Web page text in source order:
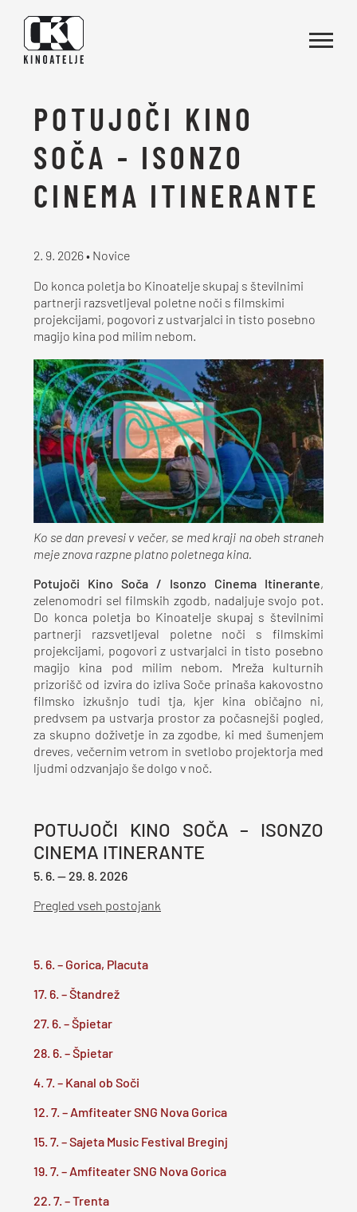
POTUJOČI KINO
SOČA - ISONZO
CINEMA ITINERANTE
2. 9. 2026 • Novice
Do konca poletja bo Kinoatelje skupaj s številnimi
partnerji razsvetljeval poletne noči s filmskimi
projekcijami, pogovori z ustvarjalci in tisto posebno
magijo kina pod milim nebom.
Ko se dan prevesi v večer, se med kraji na obeh straneh
meje znova razpne platno poletnega kina.
Potujoči Kino Soča / Isonzo Cinema Itinerante,
zelenomodri sel filmskih zgodb, nadaljuje svojo pot.
Do konca poletja bo Kinoatelje skupaj s številnimi
partnerji razsvetljeval poletne noči s filmskimi
projekcijami, pogovori z ustvarjalci in tisto posebno
magijo kina pod milim nebom. Mreža kulturnih
prizorišč od izvira do izliva Soče prinaša kakovostno
filmsko izkušnjo tudi tja, kjer kina običajno ni,
predvsem pa ustvarja prostor za počasnejši pogled,
za skupno doživetje in za zgodbe, ki med šumenjem
dreves, večernim vetrom in svetlobo projektorja med
ljudmi odzvanjajo še dolgo v noč.
POTUJOČI KINO SOČA – ISONZO
CINEMA ITINERANTE
5. 6. — 29. 8. 2026
Pregled vseh postojank
5. 6. – Gorica, Placuta
17. 6. – Štandrež
27. 6. – Špietar
28. 6. – Špietar
4. 7. – Kanal ob Soči
12. 7. – Amfiteater SNG Nova Gorica
15. 7. – Sajeta Music Festival Breginj
19. 7. – Amfiteater SNG Nova Gorica
22. 7. – Trenta